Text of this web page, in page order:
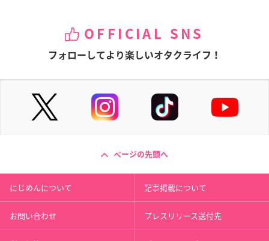
OFFICIAL SNS
フォローしてより楽しいオタクライフ！
ページの先頭へ
にじめんについて 記事掲載について
お問い合わせ プレスリリース送付先